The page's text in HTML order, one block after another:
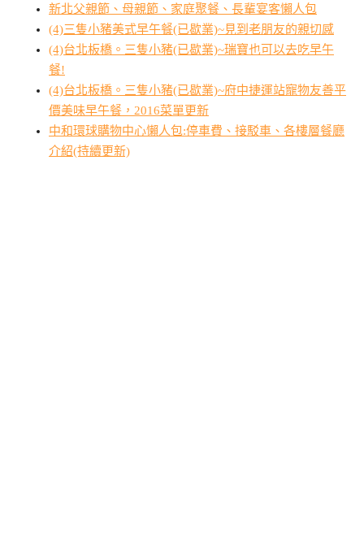
新北父親節、母親節、家庭聚餐、長輩宴客懶人包
(4)三隻小豬美式早午餐(已歇業)~見到老朋友的親切感
(4)台北板橋。三隻小豬(已歇業)~瑞寶也可以去吃早午
餐!
(4)台北板橋。三隻小豬(已歇業)~府中捷運站寵物友善平
價美味早午餐，2016菜單更新
中和環球購物中心懶人包:停車費、接駁車、各樓層餐廳
介紹(持續更新)